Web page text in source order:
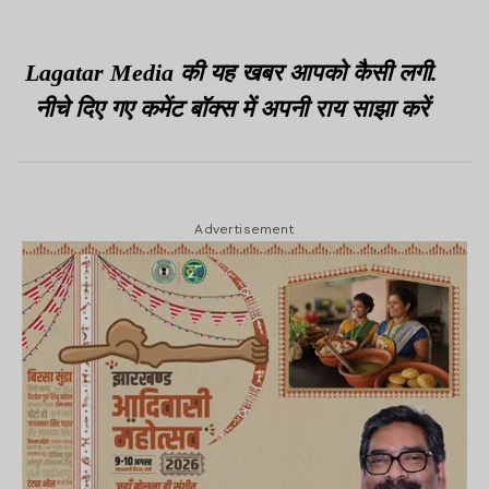
Lagatar Media की यह खबर आपको कैसी लगी.
नीचे दिए गए कमेंट बॉक्स में अपनी राय साझा करें
Advertisement